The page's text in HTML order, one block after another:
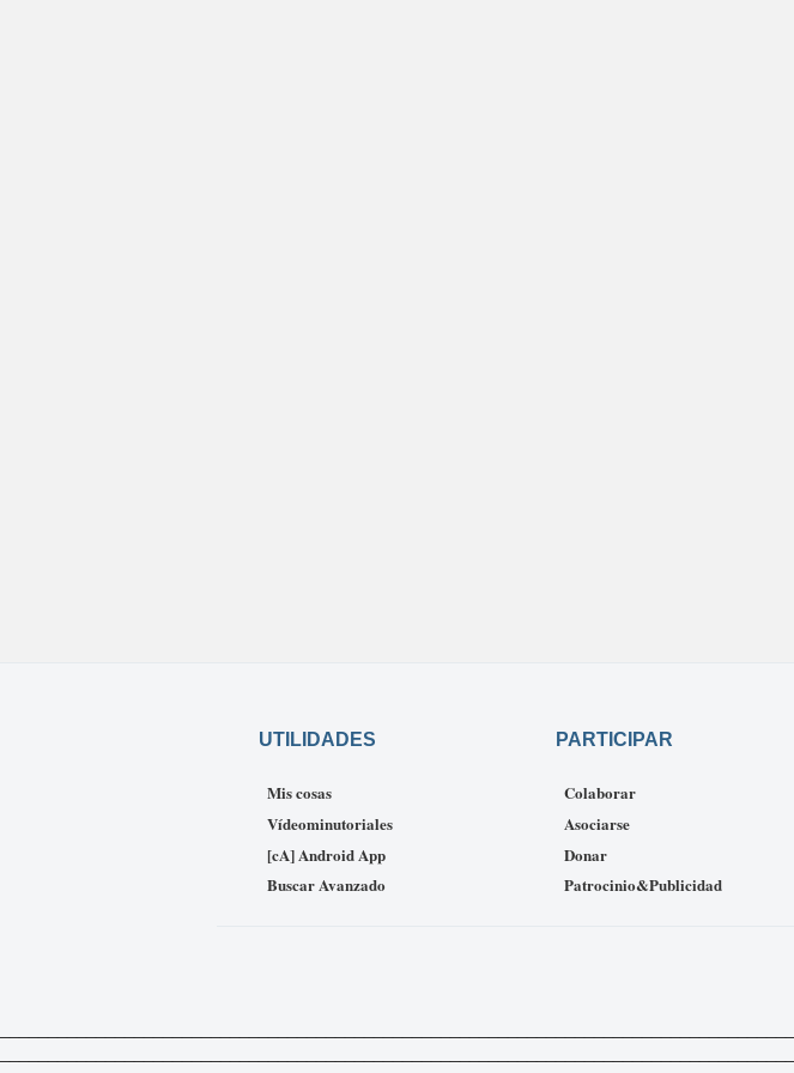
UTILIDADES
Mis cosas
Vídeominutoriales
[cA] Android App
Buscar Avanzado
PARTICIPAR
Colaborar
Asociarse
Donar
Patrocinio&Publicidad